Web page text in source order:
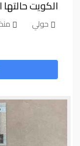
الكويت حالتها
حولي